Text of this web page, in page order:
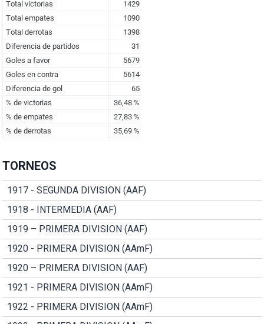
TORNEOS
1917 - SEGUNDA DIVISION (AAF)
1918 - INTERMEDIA (AAF)
1919 – PRIMERA DIVISION (AAF)
1920 - PRIMERA DIVISION (AAmF)
1920 – PRIMERA DIVISION (AAF)
1921 - PRIMERA DIVISION (AAmF)
1922 - PRIMERA DIVISION (AAmF)